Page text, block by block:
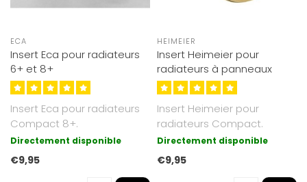
ECA
Insert Eca pour radiateurs
6+ et 8+
Insert Eca pour radiateurs
Compact 8+.
Directement disponible
€9,95
HEIMEIER
Insert Heimeier pour
radiateurs à panneaux
Insert Heimeier pour
radiateurs Compact.
Directement disponible
€9,95